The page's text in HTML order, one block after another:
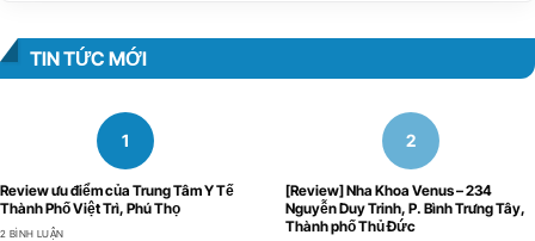
TIN TỨC MỚI
Review ưu điểm của Trung Tâm Y Tế
Thành Phố Việt Trì, Phú Thọ
2 BÌNH LUẬN
[Review] Nha Khoa Venus – 234
Nguyễn Duy Trinh, P. Bình Trưng Tây,
Thành phố Thủ Đức